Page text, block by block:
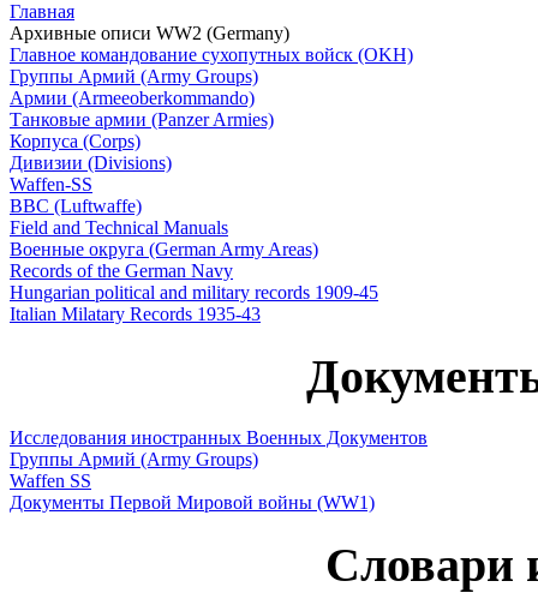
Главная
Архивные описи WW2 (Germany)
Главное командование сухопутных войск (OKH)
Группы Армий (Army Groups)
Армии (Armeeoberkommando)
Танковые армии (Panzer Armies)
Корпуса (Corps)
Дивизии (Divisions)
Waffen-SS
ВВС (Luftwaffe)
Field and Technical Manuals
Военные округа (German Army Areas)
Records of the German Navy
Hungarian political and military records 1909-45
Italian Milatary Records 1935-43
Исследования иностранных Военных Документов
Группы Армий (Army Groups)
Waffen SS
Документы Первой Мировой войны (WW1)
Словари